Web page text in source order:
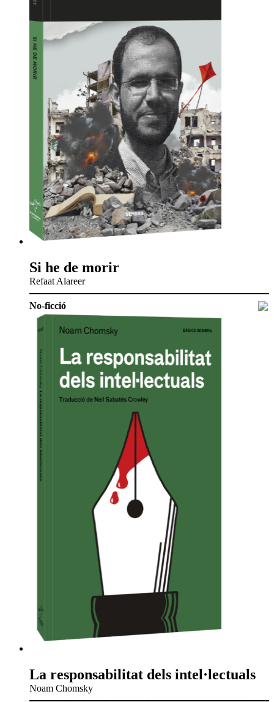
Si he de morir
Refaat Alareer
No-ficció
La responsabilitat dels intel·lectuals
Noam Chomsky